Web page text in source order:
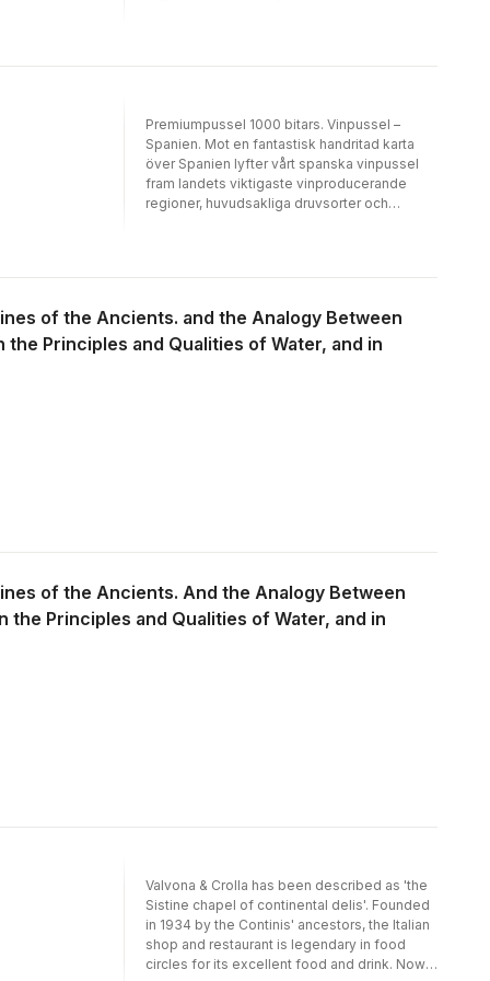
Illustrerad för hand, ritades vår design först
sommelierer.
Premiumpussel 1000 bitars. Vinpussel –
Spanien. Mot en fantastisk handritad karta
över Spanien lyfter vårt spanska vinpussel
fram landets viktigaste vinproducerande
regioner, huvudsakliga druvsorter och
viktiga egenskaper och tips för
team noggrant granskat varje detalj med
hjälp av några av världens främsta
of the Ancients. and the Analogy Between
Principles and Qualities of Water, and in
of the Ancients. And the Analogy Between
the Principles and Qualities of Water, and in
Valvona & Crolla has been described as 'the
Sistine chapel of continental delis'. Founded
in 1934 by the Continis' ancestors, the Italian
shop and restaurant is legendary in food
circles for its excellent food and drink. Now,